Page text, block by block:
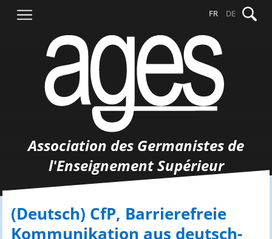
contenu
FR DE
Association des Germanistes de
l'Enseignement Supérieur
(Deutsch) CfP, Barrierefreie
Kommunikation aus deutsch-